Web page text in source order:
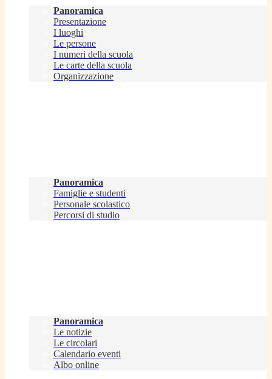
Panoramica
Presentazione
I luoghi
Le persone
I numeri della scuola
Le carte della scuola
Organizzazione
Panoramica
Famiglie e studenti
Personale scolastico
Percorsi di studio
Panoramica
Le notizie
Le circolari
Calendario eventi
Albo online